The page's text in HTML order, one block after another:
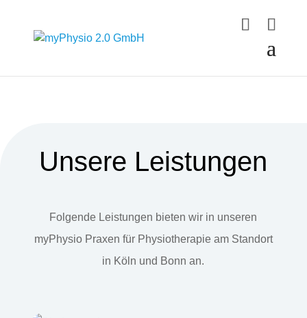
Unsere Leistungen
Folgende Leistungen bieten wir in unseren
myPhysio Praxen für Physiotherapie am Standort
in Köln und Bonn an.